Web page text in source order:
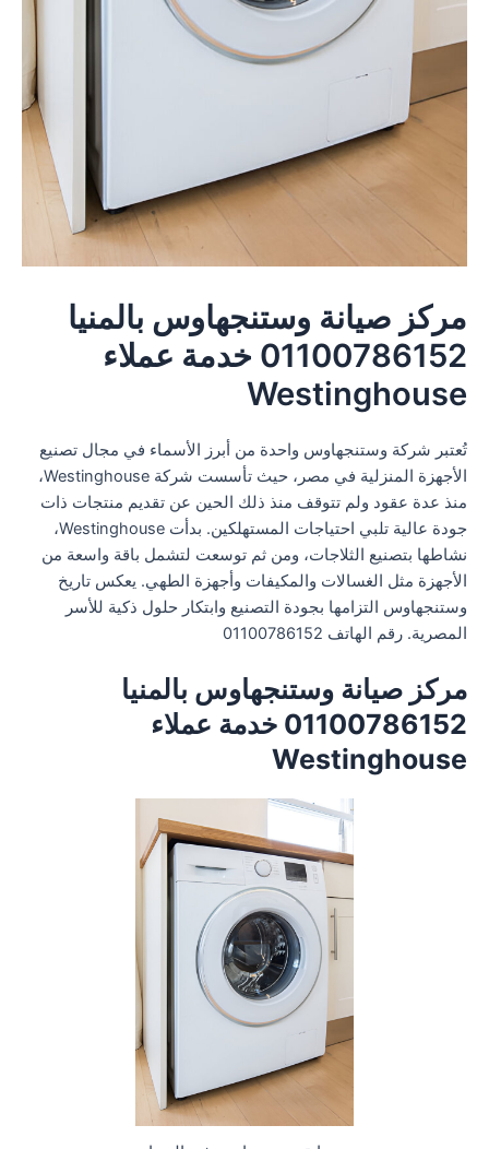
مركز صيانة وستنجهاوس بالمنيا
01100786152 خدمة عملاء
Westinghouse
تُعتبر شركة وستنجهاوس واحدة من أبرز الأسماء في مجال تصنيع
الأجهزة المنزلية في مصر، حيث تأسست شركة Westinghouse،
منذ عدة عقود ولم تتوقف منذ ذلك الحين عن تقديم منتجات ذات
جودة عالية تلبي احتياجات المستهلكين. بدأت Westinghouse،
نشاطها بتصنيع الثلاجات، ومن ثم توسعت لتشمل باقة واسعة من
الأجهزة مثل الغسالات والمكيفات وأجهزة الطهي. يعكس تاريخ
وستنجهاوس التزامها بجودة التصنيع وابتكار حلول ذكية للأسر
المصرية. رقم الهاتف 01100786152
مركز صيانة وستنجهاوس بالمنيا
01100786152 خدمة عملاء
Westinghouse